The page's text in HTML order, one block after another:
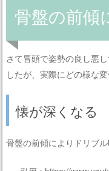
骨盤の前傾
さて冒頭で姿勢の良し悪
したが、実際にどの様な
懐が深くなる
骨盤の前傾によりドリブル